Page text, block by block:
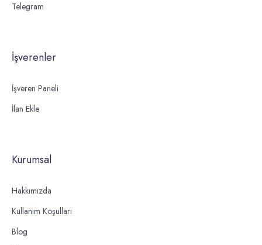
Telegram
İşverenler
İşveren Paneli
İlan Ekle
Kurumsal
Hakkımızda
Kullanım Koşulları
Blog